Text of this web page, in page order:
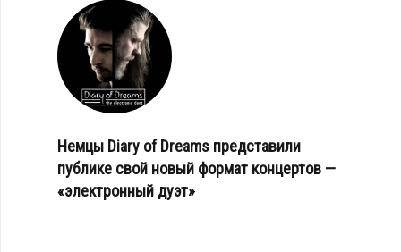
Немцы Diary of Dreams представили
публике свой новый формат концертов —
«электронный дуэт»